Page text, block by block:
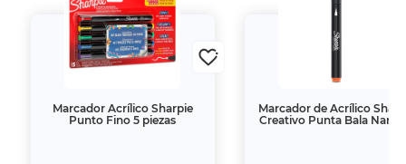
Marcador Acrílico Sharpie
Punto Fino 5 piezas
Marcador de Acrílico
Creativo Punta Bala